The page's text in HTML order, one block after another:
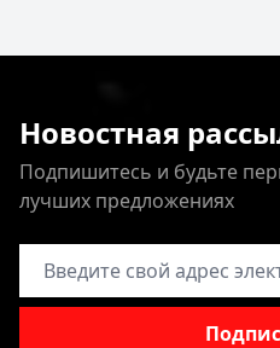
Новостная
Подпишитесь и будьте
лучших предложениях
Адрес электронной почты